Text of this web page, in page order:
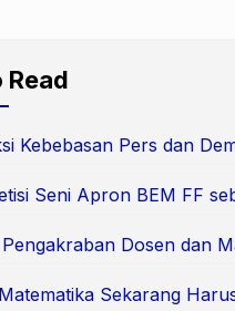
Read
Kebebasan Pers dan
Seni Apron BEM FF
Dosen dan
Sekarang